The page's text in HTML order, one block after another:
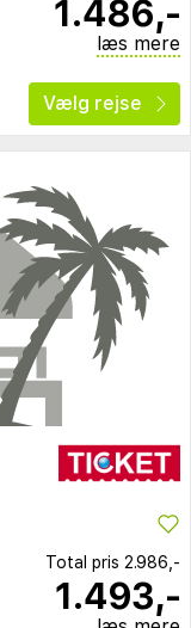
1.486,-
læs mere
Vælg rejse
Total pris 2.986,-
1.493,-